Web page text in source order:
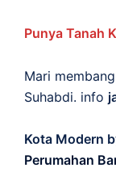
Punya Tanah
Mari
Suhabdi. info
Kota Modern
Perumahan